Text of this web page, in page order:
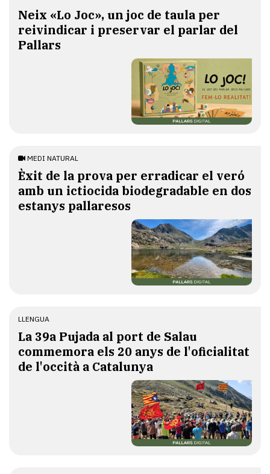
​Neix «Lo Joc», un joc de taula per
reivindicar i preservar el parlar del
Pallars
MEDI NATURAL
Èxit de la prova per erradicar el veró
amb un ictiocida biodegradable en dos
estanys pallaresos
LLENGUA
​La 39a Pujada al port de Salau
commemora els 20 anys de l'oficialitat
de l'occità a Catalunya